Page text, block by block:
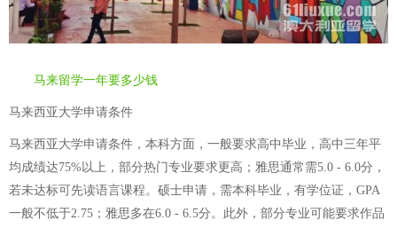
马来留学一年要多少钱
马来西亚大学申请条件
马来西亚大学申请条件，本科方面，一般要求高中毕业，高中三年平
均成绩达75%以上，部分热门专业要求更高；雅思通常需5.0 - 6.0分，
若未达标可先读语言课程。硕士申请，需本科毕业，有学位证，GPA
一般不低于2.75；雅思多在6.0 - 6.5分。此外，部分专业可能要求作品